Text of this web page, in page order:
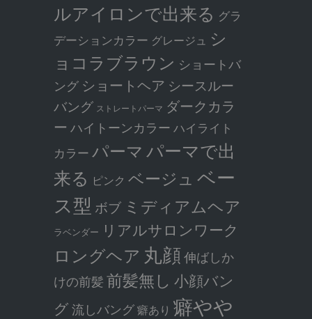
ルアイロンで出来る グラ
デーションカラー グレージュ シ
ョコラブラウン ショートバ
ング ショートヘア シースルー
バング ストレートパーマ ダークカラ
ー ハイトーンカラー ハイライト
カラー パーマ パーマで出
来る ピンク ベージュ ベー
ス型 ボブ ミディアムヘア
ラベンダー リアルサロンワーク
ロングヘア 丸顔伸ばしか
けの前髪前髪無し 小顔バン
グ流しバング癖あり 癖やや